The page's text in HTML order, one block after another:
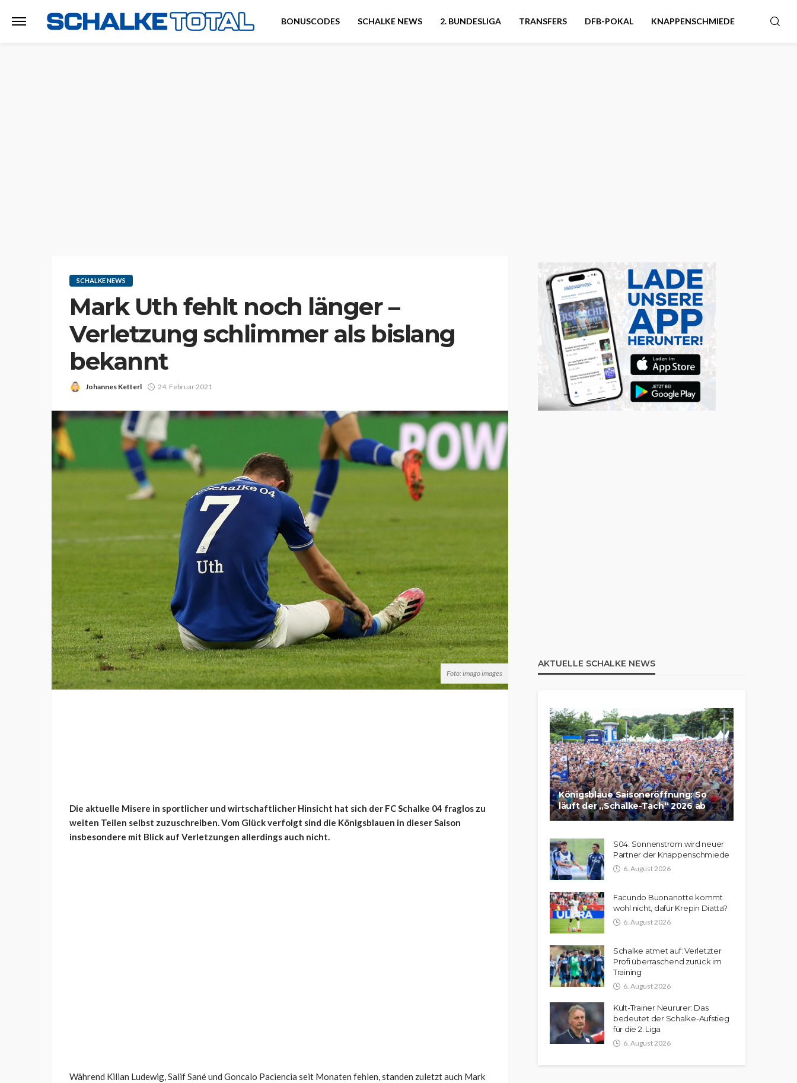
BONUSCODES SCHALKE NEWS 2. BUNDESLIGA TRANSFERS DFB-POKAL KNAPPENSCHMIEDE
SCHALKE NEWS
Mark Uth fehlt noch länger –
Verletzung schlimmer als bislang
bekannt
Johannes Ketterl 24. Februar 2021
Foto: imago images
Die aktuelle Misere in sportlicher und wirtschaftlicher Hinsicht hat sich der FC Schalke 04 fraglos zu
weiten Teilen selbst zuzuschreiben. Vom Glück verfolgt sind die Königsblauen in dieser Saison
insbesondere mit Blick auf Verletzungen allerdings auch nicht.
Während Kilian Ludewig, Salif Sané und Goncalo Paciencia seit Monaten fehlen, standen zuletzt auch Mark
AKTUELLE SCHALKE NEWS
Königsblaue Saisoneröffnung: So
läuft der „Schalke-Tach“ 2026 ab
S04: Sonnenstrom wird neuer
Partner der Knappenschmiede
6. August 2026
Facundo Buonanotte kommt
wohl nicht, dafür Krepin Diatta?
6. August 2026
Schalke atmet auf: Verletzter
Profi überraschend zurück im
Training
6. August 2026
Kult-Trainer Neururer: Das
bedeutet der Schalke-Aufstieg
für die 2. Liga
6. August 2026